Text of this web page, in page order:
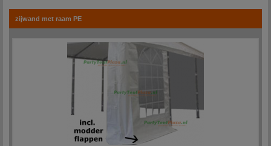
zijwand met raam PE